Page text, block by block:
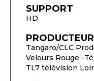
SUPPORT
HD
PRODUCTEUR
Tangaro/CLC
Velours Rouge -
TL7 télévision